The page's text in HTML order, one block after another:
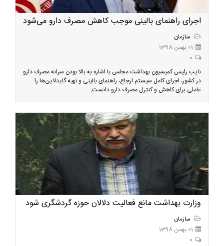
اجرای راهنمای بالینی موجب کاهش مصرف دارو می‌شود
سازمان
01 بهمن 1398
0
نایب رئیس کمیسیون بهداشت مجلس با اشاره به بالا بودن سرانه مصرف دارو
در کشور، اجرای کامل سیستم ارجاع، راهنمای بالینی و تهیه گایدلاین‌ها را
عاملی برای کاهش و کنترل مصرف دارو دانست.
وزارت بهداشت مانع فعالیت‌ دلالان حوزه گردشگری شود
سازمان
01 بهمن 1398
0